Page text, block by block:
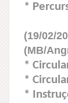
*
(19/02/
(MB/
*
*
*